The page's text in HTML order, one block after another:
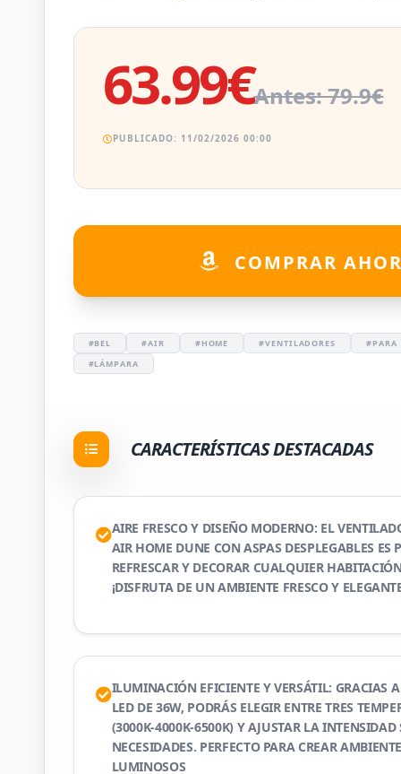
63.99€Antes: 79.9€
PUBLICADO: 11/02/2026 00:00
COMPRAR
#BEL #AIR #HOME #VENTILADORES
#PARA
#LÁMPARA
CARACTERÍSTICAS DESTACADAS
AIRE FRESCO Y DISEÑO MODERNO: EL
AIR HOME DUNE CON ASPAS DESPLEGABLES ES
REFRESCAR Y DECORAR CUALQUIER
¡DISFRUTA DE UN AMBIENTE FRESCO Y
ILUMINACIÓN EFICIENTE Y VERSÁTIL: GRACIAS
LED DE 36W, PODRÁS ELEGIR ENTRE TRES
(3000K-4000K-6500K) Y AJUSTAR LA INTENSIDAD
NECESIDADES. PERFECTO PARA CREAR
LUMINOSOS